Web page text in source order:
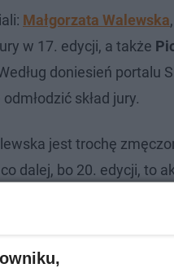
Małgorzata Walewska
w 17. edycji, a także
doniesień portalu
skład jury.
jest trochę
dalej, bo 20. edycji, to
ale zabiera jej dużo
odchodzi na
może być pewny